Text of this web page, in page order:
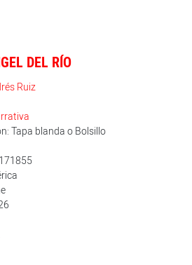
DEL RÍO
Ruiz
Tapa blanda o Bolsillo